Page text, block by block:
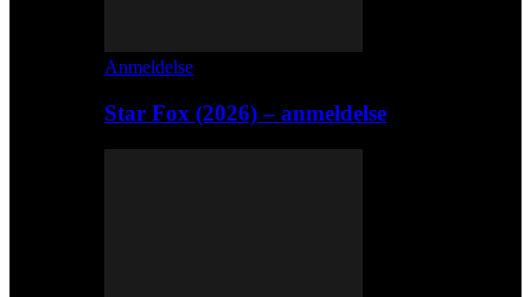
Anmeldelse
Star Fox (2026) – anmeldelse